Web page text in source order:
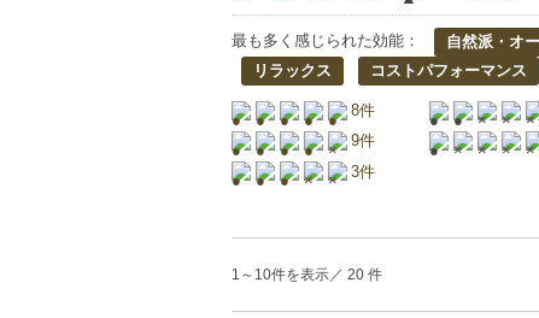
最も多く感じられた効能：
自然派・オ
リラックス
コストパフォーマンス
8件
9件
3件
1～10件を表示／ 20 件